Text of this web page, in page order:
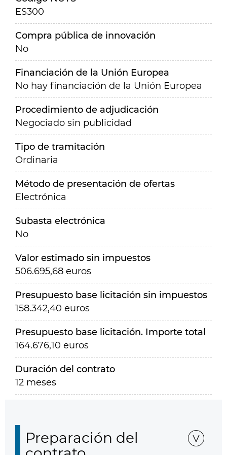
ES300
Compra pública de innovación
No
Financiación de la Unión Europea
No hay financiación de la Unión Europea
Procedimiento de adjudicación
Negociado sin publicidad
Tipo de tramitación
Ordinaria
Método de presentación de ofertas
Electrónica
Subasta electrónica
No
Valor estimado sin impuestos
506.695,68 euros
Presupuesto base licitación sin impuestos
158.342,40 euros
Presupuesto base licitación. Importe total
164.676,10 euros
Duración del contrato
12 meses
Preparación del